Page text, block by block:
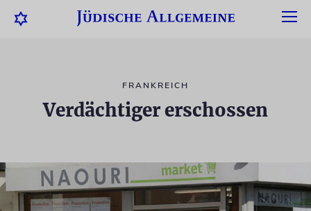
FRANKREICH
Verdächtiger erschossen